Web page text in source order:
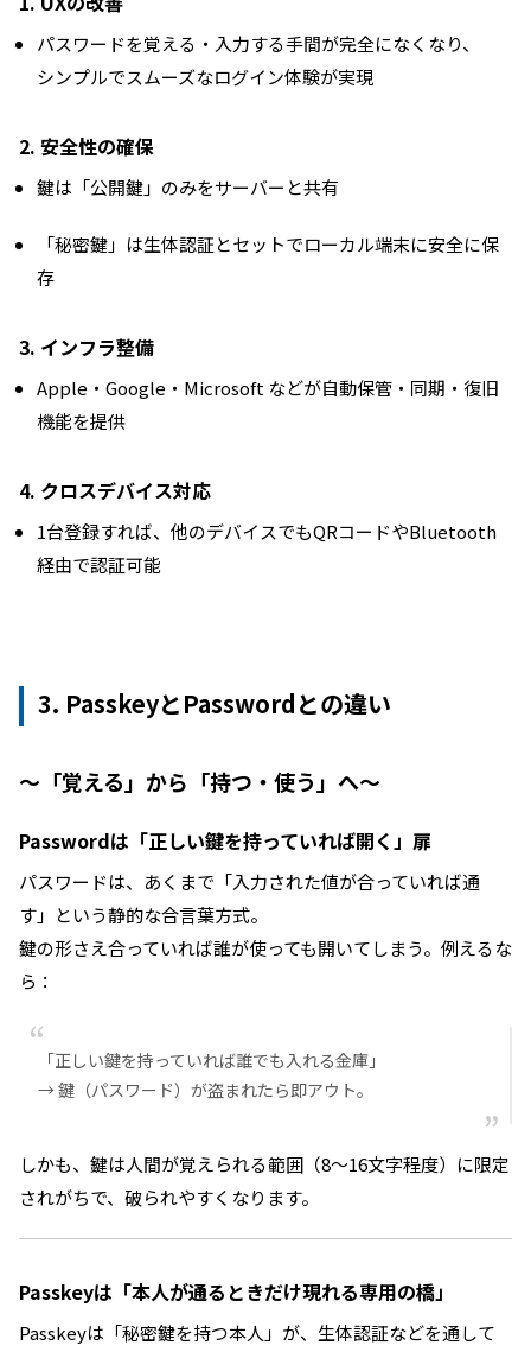
パスワードを覚える・入力する手間が完全になくなり、
シンプルでスムーズなログイン体験が実現
2. 安全性の確保
鍵は「公開鍵」のみをサーバーと共有
「秘密鍵」は生体認証とセットでローカル端末に安全に保
存
3. インフラ整備
Apple・Google・Microsoft などが自動保管・同期・復旧
機能を提供
4. クロスデバイス対応
1台登録すれば、他のデバイスでもQRコードやBluetooth
経由で認証可能
3. PasskeyとPasswordとの違い
〜「覚える」から「持つ・使う」へ〜
Passwordは「正しい鍵を持っていれば開く」扉
パスワードは、あくまで「入力された値が合っていれば通
す」という静的な合言葉方式。
鍵の形さえ合っていれば誰が使っても開いてしまう。例えるな
ら：
「正しい鍵を持っていれば誰でも入れる金庫」
→ 鍵（パスワード）が盗まれたら即アウト。
しかも、鍵は人間が覚えられる範囲（8〜16文字程度）に限定
されがちで、破られやすくなります。
Passkeyは「本人が通るときだけ現れる専用の橋」
Passkeyは「秘密鍵を持つ本人」が、生体認証などを通して